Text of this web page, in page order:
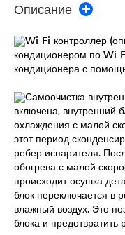
Описание
Wi-Fi-контроллер
кондиционером по Wi-
кондиционера с
Самоочистка
включена, внутренний
охлаждения с малой
этот период
ребер испарителя.
обогрева с малой
происходит осушка
блок переключается в
влажный воздух. Это
блока и предотвратить